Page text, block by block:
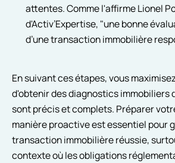
attentes. Comme l'affirme Lionel
d'Activ’Expertise, "une bonne
d’une transaction immobilière
En suivant ces étapes, vous
d'obtenir des diagnostics immobiliers
sont précis et complets. Préparer
manière proactive est essentiel pour
transaction immobilière réussie,
contexte où les obligations